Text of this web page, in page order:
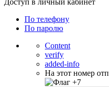
Доступ в личный кабинет
По телефону
По паролю
Content
verify
added-info
На этот номер
+7